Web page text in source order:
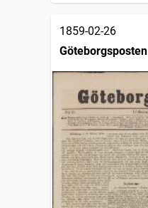
1859-02-26
Göteborgsposten